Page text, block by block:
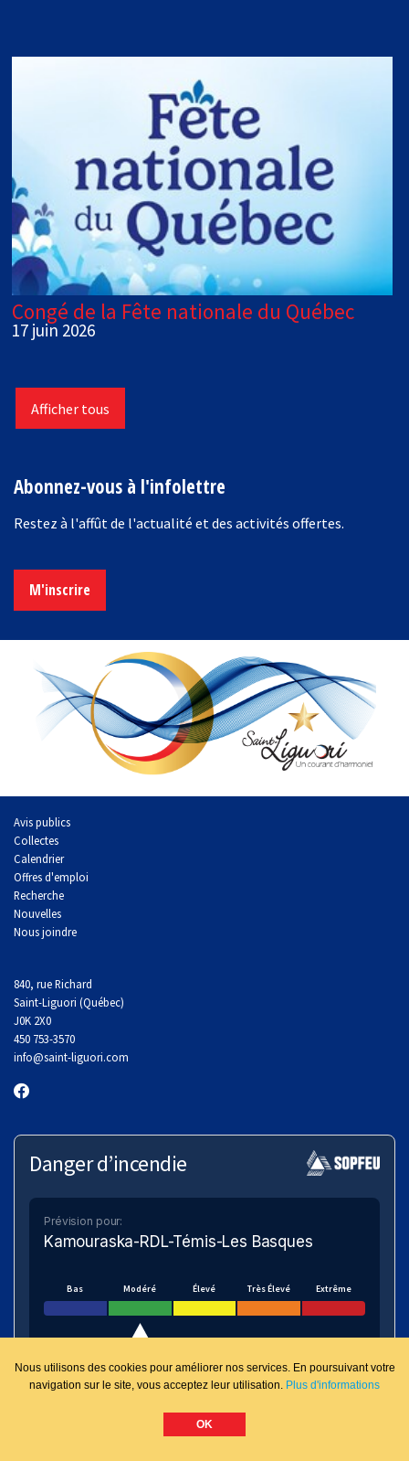
Congé de la Fête nationale du Québec
17 juin 2026
Afficher tous
Abonnez-vous à l'infolettre
Restez à l'affût de l'actualité et des activités offertes.
M'inscrire
Avis publics
Collectes
Calendrier
Offres d'emploi
Recherche
Nouvelles
Nous joindre
840, rue Richard
Saint-Liguori (Québec)
J0K 2X0
450 753-3570
info@saint-liguori.com
Danger d’incendie
Prévision pour:
Kamouraska-RDL-Témis-Les Basques
Bas Modéré Élevé Très Élevé Extrême
VOIR SUR LA CARTE
intégration de l'IA,site pour municipalité
Nous utilisons des cookies pour améliorer nos services. En poursuivant votre
navigation sur le site, vous acceptez leur utilisation. Plus d'informations
OK